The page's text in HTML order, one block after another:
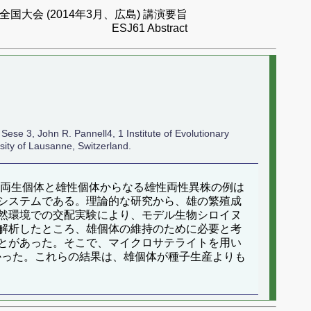
国大会 (2014年3月、広島) 講演要旨
ESJ61 Abstract
3, John R. Pannell4, 1 Institute of Evolutionary
of Lausanne, Switzerland.
生個体と雄性個体からなる雄性両性異株の例は
ステムである。理論的な研究から、雄の繁殖成
境での交配実験により、モデル生物シロイヌ
析したところ、雄個体の維持のために必要と考
があった。そこで、マイクロサテライトを用い
た。これらの結果は、雄個体が種子生産よりも